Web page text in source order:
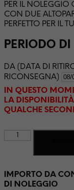
PER IL NOLEGGIO
CON DUE
PERFETTO PER IL
PERIODO
DA (DATA DI
RICONSEGNA)
IN QUESTO
LA
QUALCHE
FENDER
REVERB
quantità
IMPORTO DA
DI NOLEGGIO